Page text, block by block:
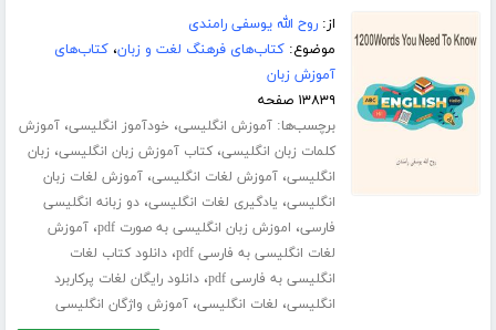
از:روح الله یوسفی رامندی
موضوع:کتاب‌های فرهنگ لغت و زبان،کتاب‌های
آموزش زبان
۱۳۸۳۹ صفحه
برچسب‌ها:آموزش انگلیسی، خودآموز انگلیسی،آموزش
کلمات زبان انگلیسی،کتاب آموزش زبان انگلیسی، زبان
انگلیسی،آموزش لغات انگلیسی،آموزش لغات زبان
انگلیسی، یادگیری لغات انگلیسی،دو زبانه انگلیسی
فارسی، اموزش زبان انگلیسی به صورت pdf ،آموزش
لغات انگلیسی به فارسی pdf
،دانلود کتاب لغات
انگلیسی به فارسی pdf
،دانلود رایگان لغات پرکاربرد
انگلیسی، لغات انگلیسی،آموزش واژگان انگلیسی